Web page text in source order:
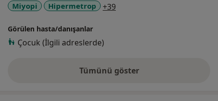
Miyopi
Hipermetrop +39a11y_sr_more_diseases
Görülen hasta/danışanlar
Çocuk (İlgili adreslerde)
Tümünü gösterdeneyim hakkında